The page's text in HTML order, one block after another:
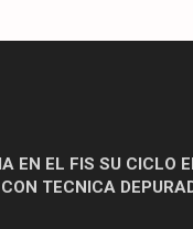
EN EL FIS SU CICLO
TECNICA